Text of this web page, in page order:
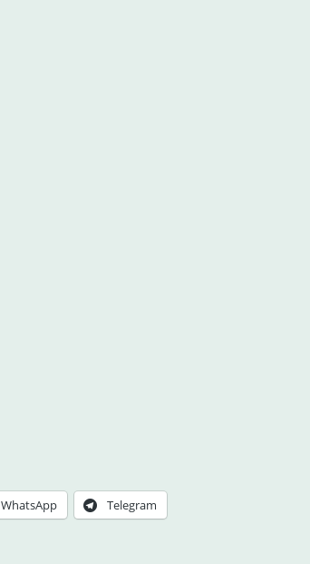
WhatsApp Telegram